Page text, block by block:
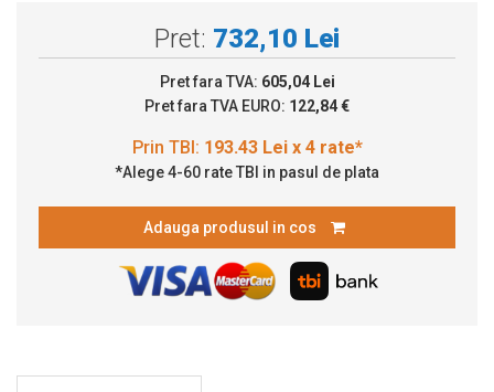
Pret: 732,10 Lei
Pret fara TVA: 605,04 Lei
Pret fara TVA EURO: 122,84 €
*Alege 4-60 rate TBI in pasul de plata
Adauga produsul in cos